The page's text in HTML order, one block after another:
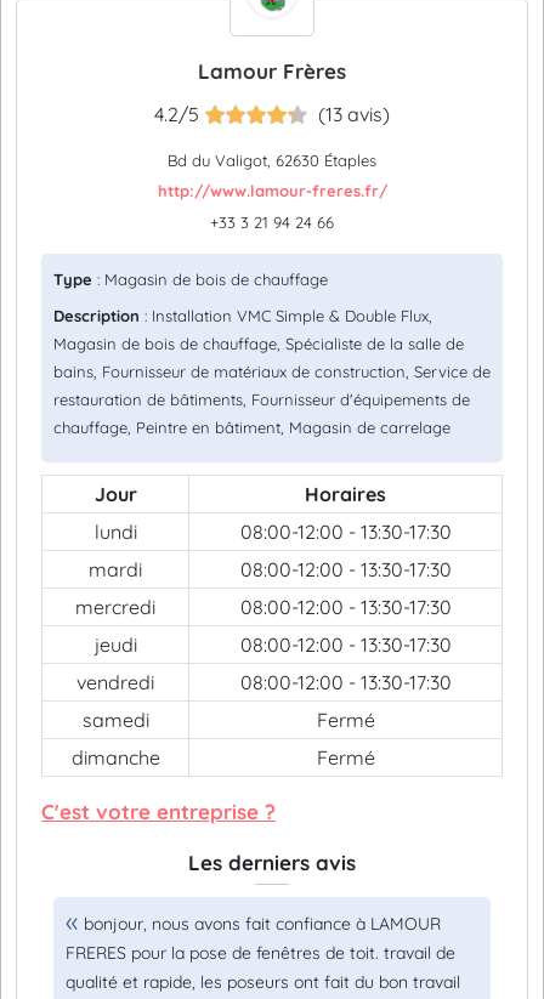
Lamour Frères
4.2/5 (13 avis)
Bd du Valigot, 62630 Étaples
http://www.lamour-freres.fr/
+33 3 21 94 24 66
Type : Magasin de bois de chauffage
Description : Installation VMC Simple & Double Flux,
Magasin de bois de chauffage, Spécialiste de la salle de
bains, Fournisseur de matériaux de construction, Service de
restauration de bâtiments, Fournisseur d'équipements de
chauffage, Peintre en bâtiment, Magasin de carrelage
Jour
Horaires
lundi
08:00-12:00 - 13:30-17:30
mardi
08:00-12:00 - 13:30-17:30
mercredi
08:00-12:00 - 13:30-17:30
jeudi
08:00-12:00 - 13:30-17:30
vendredi
08:00-12:00 - 13:30-17:30
samedi
Fermé
dimanche
Fermé
C'est votre entreprise ?
Les derniers avis
bonjour, nous avons fait confiance à LAMOUR
FRERES pour la pose de fenêtres de toit. travail de
qualité et rapide, les poseurs ont fait du bon travail